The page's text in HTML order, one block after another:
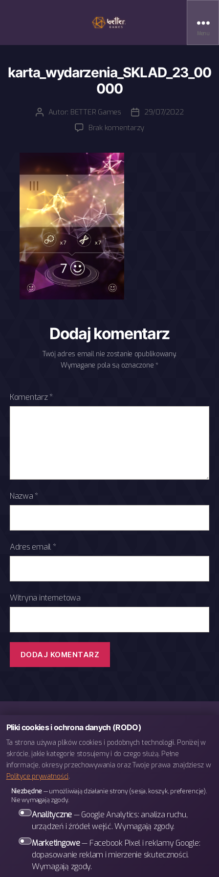
Menu
karta_wydarzenia_SKLAD_23_00
000
AutorAutor: BETTER Games
Data29/07/2022
Brak komentarzydo
Dodaj komentarz
Twój adres email nie zostanie opublikowany.
Wymagane pola są oznaczone *
Komentarz*
Nazwa *
Adres email *
Witryna internetowa
telefon: 793 443 666
e-mail: biuro@bettergames.pl
Centrum rozwoju BETTER Sp. z o.o.
ul. Wrocławska 31/3b
30-011 Kraków
BETTER Games
Pliki cookies i ochrona danych (RODO)
Ta strona używa plików cookies i podobnych technologii. Poniżej w
skrócie, jakie kategorie stosujemy i do czego służą. Pełne
informacje, okresy przechowywania oraz Twoje prawa znajdziesz w
Polityce prywatności.
Niezbędne— umożliwiają działanie strony (sesja, koszyk, preferencje).
Nie wymagają zgody.
Analityczne— Google Analytics: analiza ruchu,
urządzeń i źródeł wejść. Wymagają zgody.
Marketingowe— Facebook Pixel i reklamy Google:
dopasowanie reklam i mierzenie skuteczności.
Wymagają zgody.